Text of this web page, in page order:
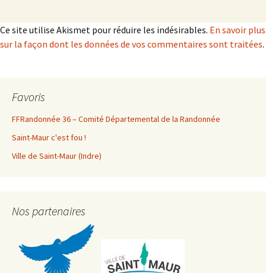
Ce site utilise Akismet pour réduire les indésirables. En savoir plus
sur la façon dont les données de vos commentaires sont traitées.
Favoris
FFRandonnée 36 – Comité Départemental de la Randonnée
Saint-Maur c'est fou !
Ville de Saint-Maur (Indre)
Nos partenaires